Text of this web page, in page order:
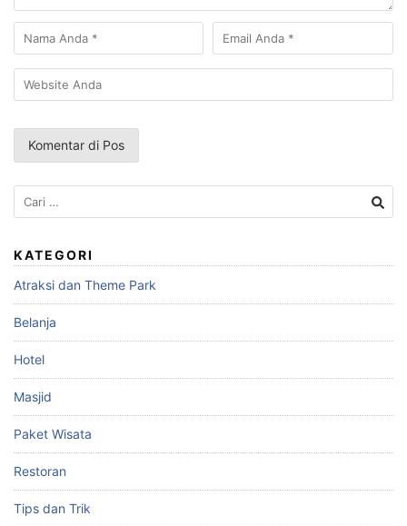
Cari
untuk:
KATEGORI
Atraksi dan Theme Park
Belanja
Hotel
Masjid
Paket Wisata
Restoran
Tips dan Trik